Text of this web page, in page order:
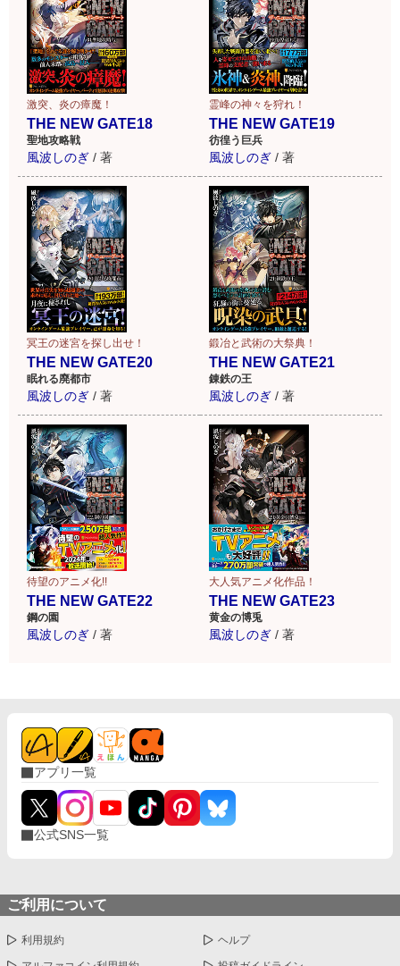
激突、炎の瘴魔！
THE NEW GATE18
聖地攻略戦
風波しのぎ / 著
霊峰の神々を狩れ！
THE NEW GATE19
彷徨う巨兵
風波しのぎ / 著
冥王の迷宮を探し出せ！
THE NEW GATE20
眠れる廃都市
風波しのぎ / 著
鍛冶と武術の大祭典！
THE NEW GATE21
錬鉄の王
風波しのぎ / 著
待望のアニメ化!!
THE NEW GATE22
鋼の園
風波しのぎ / 著
大人気アニメ化作品！
THE NEW GATE23
黄金の博兎
風波しのぎ / 著
アプリ一覧
公式SNS一覧
ご利用について
利用規約 ヘルプ